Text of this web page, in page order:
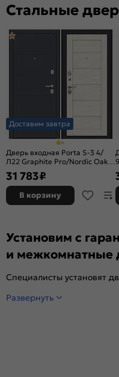
Стальные
Доставим завтра
Дверь входная Porta S-3 4/
Л22 Graphite Pro/Nordic Oak,
2 замка, с ночной задвижкой
31 783₽
В корзину
Установим с
и межкомнатные
Специалисты установят
Развернуть